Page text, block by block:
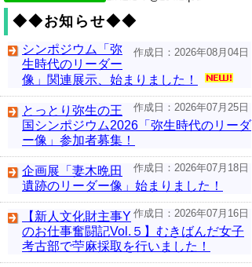
◆◆お知らせ◆◆
作成日：2026年08月04日
シンポジウム「弥
生時代のリーダー
像」関連展示、始まりました！
作成日：2026年07月25日
とっとり弥生の王
国シンポジウム2026「弥生時代のリーダ
ー像」参加者募集！
作成日：2026年07月18日
企画展「妻木晩田
遺跡のリーダー像」始まりました！
作成日：2026年07月16日
【新人文化財主事Y
のお仕事奮闘記Vol.５】むきばんだ女子
考古部で苧麻採取を行いました！